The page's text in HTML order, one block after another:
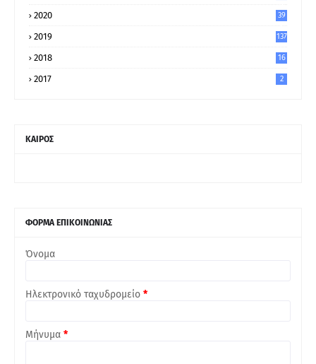
2020
39
2019 137
2018 16
2017 2
ΚΑΙΡΟΣ
ΦΟΡΜΑ ΕΠΙΚΟΙΝΩΝΙΑΣ
Όνομα
Ηλεκτρονικό ταχυδρομείο *
Μήνυμα *